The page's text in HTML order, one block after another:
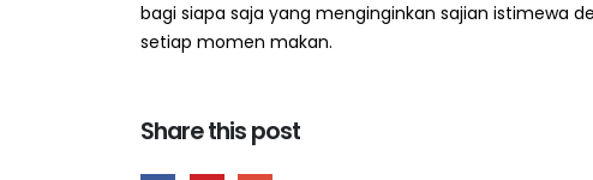
bagi siapa saja yang menginginkan sajian istimewa
setiap momen makan.
Share this post